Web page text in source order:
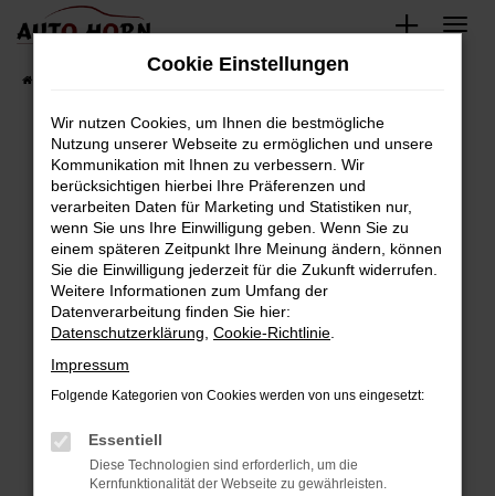
Zum
springen
Fahrzeugbestand
Fehler: Network Error
Beim Laden ist ein Fehler aufgetreten.
Hier sind ein paar Tipps, die dir helfen können:
Überprüfe deine Firewall und deine
Internetverbindung.
Laden andere Webseiten, zum Beispiel deine
Suchmaschine?
Prüfe deine Browsererweiterungen.
können das Laden bestimmter Seiten
verhindern. Funktioniert die Seite in einem
anderen Browser oder in einem privaten
Cookie Einstellungen
Wir nutzen Cookies, um Ihnen die bestmögliche
Nutzung unserer Webseite zu ermöglichen und unsere
Kommunikation mit Ihnen zu verbessern. Wir
berücksichtigen hierbei Ihre Präferenzen und
verarbeiten Daten für Marketing und Statistiken nur,
wenn Sie uns Ihre Einwilligung geben. Wenn Sie zu
einem späteren Zeitpunkt Ihre Meinung ändern, können
Sie die Einwilligung jederzeit für die Zukunft widerrufen.
Weitere Informationen zum Umfang der
Datenverarbeitung finden Sie hier:
Datenschutzerklärung Cookie-Richtlinie
Impressum
Folgende Kategorien von Cookies werden von uns eingesetzt:
Essentiell
Diese Technologien sind erforderlich, um die
Kernfunktionalität der Webseite zu gewährleisten.